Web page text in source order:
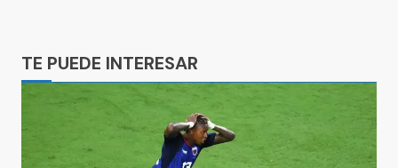
TE PUEDE INTERESAR